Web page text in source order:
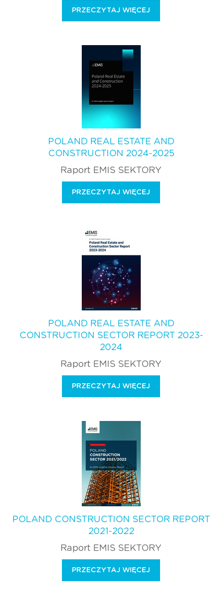
PRZECZYTAJ WIĘCEJ
POLAND REAL ESTATE AND
CONSTRUCTION 2024-2025
Raport EMIS SEKTORY
PRZECZYTAJ WIĘCEJ
POLAND REAL ESTATE AND
CONSTRUCTION SECTOR REPORT 2023-
2024
Raport EMIS SEKTORY
PRZECZYTAJ WIĘCEJ
POLAND CONSTRUCTION SECTOR REPORT
2021-2022
Raport EMIS SEKTORY
PRZECZYTAJ WIĘCEJ